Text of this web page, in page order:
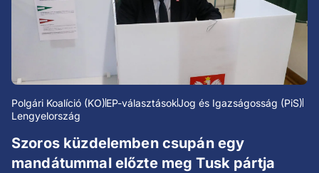
Polgári Koalíció (KO)EP-választásokJog és Igazságosság (PiS)
Lengyelország
Szoros küzdelemben csupán egy
mandátummal előzte meg Tusk pártja